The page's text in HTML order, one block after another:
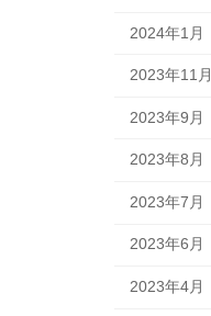
2024年1月
2023年11月
2023年9月
2023年8月
2023年7月
2023年6月
2023年4月